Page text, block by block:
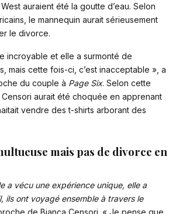
auraient été la goutte d’eau. Selon
le mannequin aurait sérieusement
le divorce.
incroyable et elle a surmonté de
mais cette fois-ci, c’est inacceptable », a
du couple à Page Six. Selon cette
aurait été choquée en apprenant
vendre des t-shirts arborant des
mais pas de divorce en
a vécu une expérience unique, elle a
ils ont voyagé ensemble à travers le